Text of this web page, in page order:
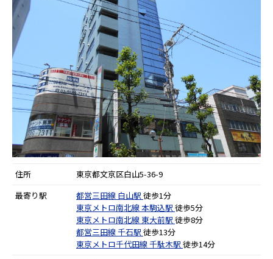
住所
東京都文京区白山5-36-9
最寄り駅
都営三田線 白山駅 徒歩1分
東京メトロ南北線本駒込駅 徒歩5分
東京メトロ南北線 東大前駅 徒歩8分
都営三田線千石駅 徒歩13分
東京メトロ千代田線千駄木駅 徒歩14分